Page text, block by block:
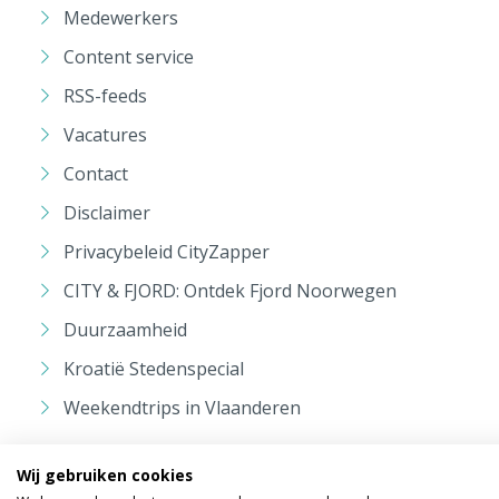
Medewerkers
Content service
RSS-feeds
Vacatures
Contact
Disclaimer
Privacybeleid CityZapper
CITY & FJORD: Ontdek Fjord Noorwegen
Duurzaamheid
Kroatië Stedenspecial
Weekendtrips in Vlaanderen
Wij gebruiken cookies